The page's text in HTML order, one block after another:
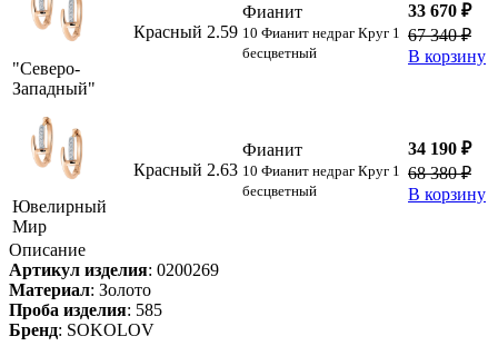
"Северо-
Западный"
Красный 2.59
Фианит
10 Фианит недраг Круг 1
бесцветный
33 670 ₽
67 340 ₽
В корзину
Ювелирный
Мир
Красный 2.63
Фианит
10 Фианит недраг Круг 1
бесцветный
34 190 ₽
68 380 ₽
В корзину
Описание
Артикул изделия: 0200269
Материал: Золото
Проба изделия: 585
Бренд: SOKOLOV